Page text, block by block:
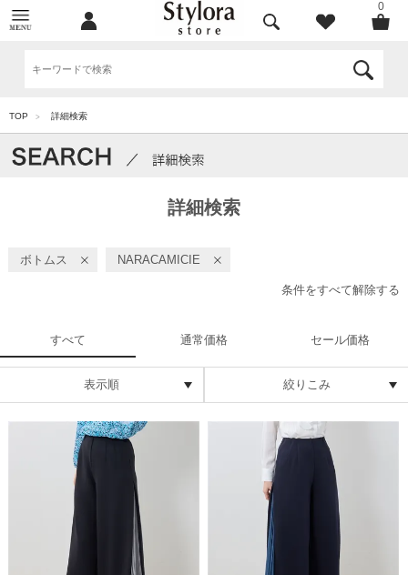
0
TOP > 詳細検索
詳細検索
ボトムス NARACAMICIE
条件をすべて解除する
すべて 通常価格 セール価格
表示順 絞りこみ